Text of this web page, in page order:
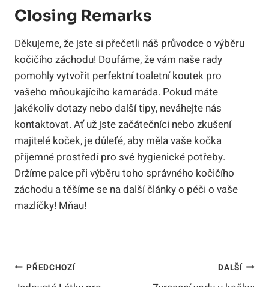
Closing Remarks
Děkujeme, že jste si přečetli náš průvodce o výběru
kočičího záchodu! Doufáme, že vám naše rady
pomohly vytvořit perfektní toaletní koutek pro
vašeho mňoukajícího kamaráda. Pokud máte
jakékoliv dotazy nebo další tipy, neváhejte nás
kontaktovat. Ať už jste začátečníci nebo zkušení
majitelé koček, je důleťé, aby měla vaše kočka
příjemné prostředí pro své hygienické potřeby.
Držíme palce při výběru toho správného kočičího
záchodu a těšíme se na další články o péči o vaše
mazlíčky! Mňau!
Navigace
PŘEDCHOZÍ DALŠÍ